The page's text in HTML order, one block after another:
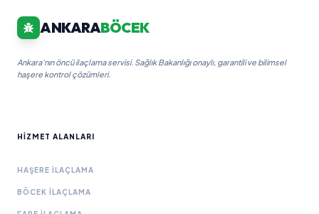
ANKARABÖCEK
Ankara'nın öncü ilaçlama servisi. Sağlık Bakanlığı onaylı, garantili ve bilimsel
haşere kontrol çözümleri.
HIZMET ALANLARI
HAŞERE İLAÇLAMA
BÖCEK İLAÇLAMA